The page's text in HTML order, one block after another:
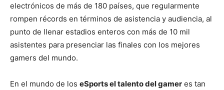
electrónicos de más de 180 países, que regularmente
rompen récords en términos de asistencia y audiencia, al
punto de llenar estadios enteros con más de 10 mil
asistentes para presenciar las finales con los mejores
gamers del mundo.
En el mundo de los eSports el talento del gamer es tan